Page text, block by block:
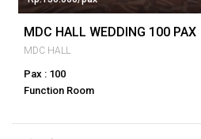
MDC HALL WEDDING 100 PAX
MDC HALL
Pax : 100
Function Room